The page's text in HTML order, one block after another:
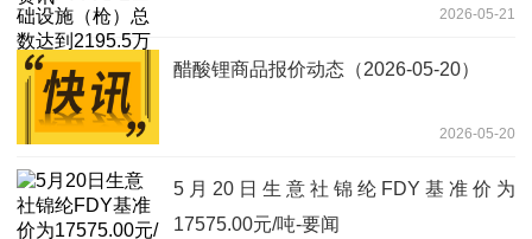
2026-05-21
醋酸锂商品报价动态（2026-05-20）
2026-05-20
5月20日生意社锦纶FDY基准价为
17575.00元/吨-要闻